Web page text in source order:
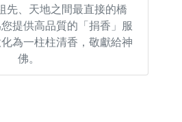
先、天地之間最直接的橋
提供高品質的「捐香」服
為一柱柱清香，敬獻給神
佛。